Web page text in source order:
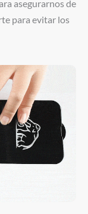
asegurarnos de
para evitar los